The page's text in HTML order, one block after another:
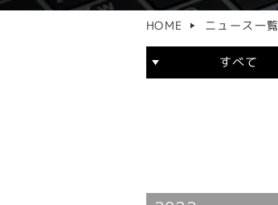
HOME ニュース一覧
すべて